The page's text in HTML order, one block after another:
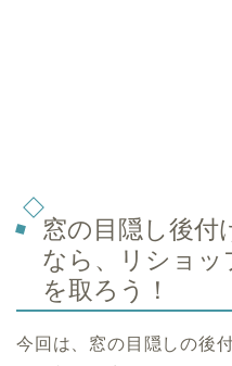
窓の目隠し後付
なら、リショッ
を取ろう！
今回は、窓の目隠しの後